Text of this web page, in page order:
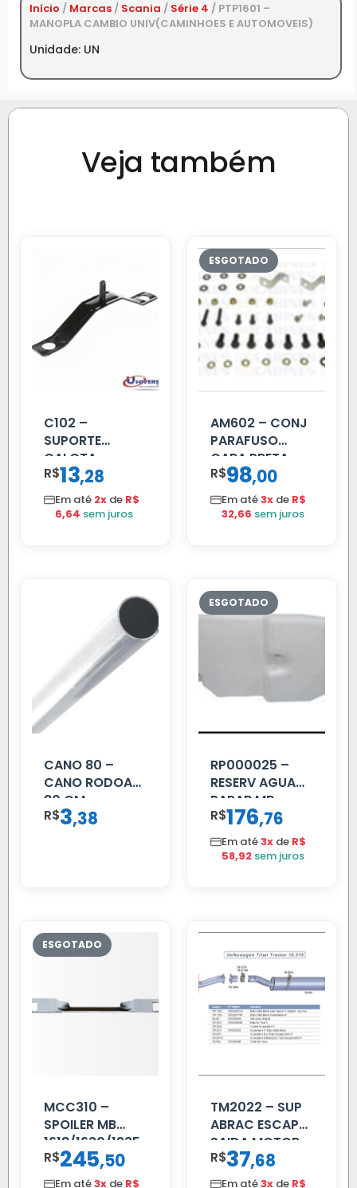
Início / Marcas / Scania / Série 4 / PTP1601 –
MANOPLA CAMBIO UNIV(CAMINHOES E AUTOMOVEIS)
Unidade: UN
Veja também
C102 –
SUPORTE
CALOTA
DIANTEIRA
RODA 10 FUROS
R$13,28
Em até 2x de R$
6,64 sem juros
AM602 – CONJ
PARAFUSO
CARA PRETA
PARCIAL
R$98,00
Em até3x de R$
32,66 sem juros
CANO 80 –
CANO RODOAR
80 CM
R$3,38
RP000025 –
RESERV AGUA
PARAB MB
ACCELO
C/TAMPA
R$176,76
Em até3x de R$
58,92 sem juros
MCC310 –
SPOILER MB
1618/1630/1935
02 FAR
R$245,50
Em até3x de R$
TM2022 – SUP
ABRAC ESCAP
SAIDA MOTOR
VW TITAN
R$37,68
Em até3x de R$